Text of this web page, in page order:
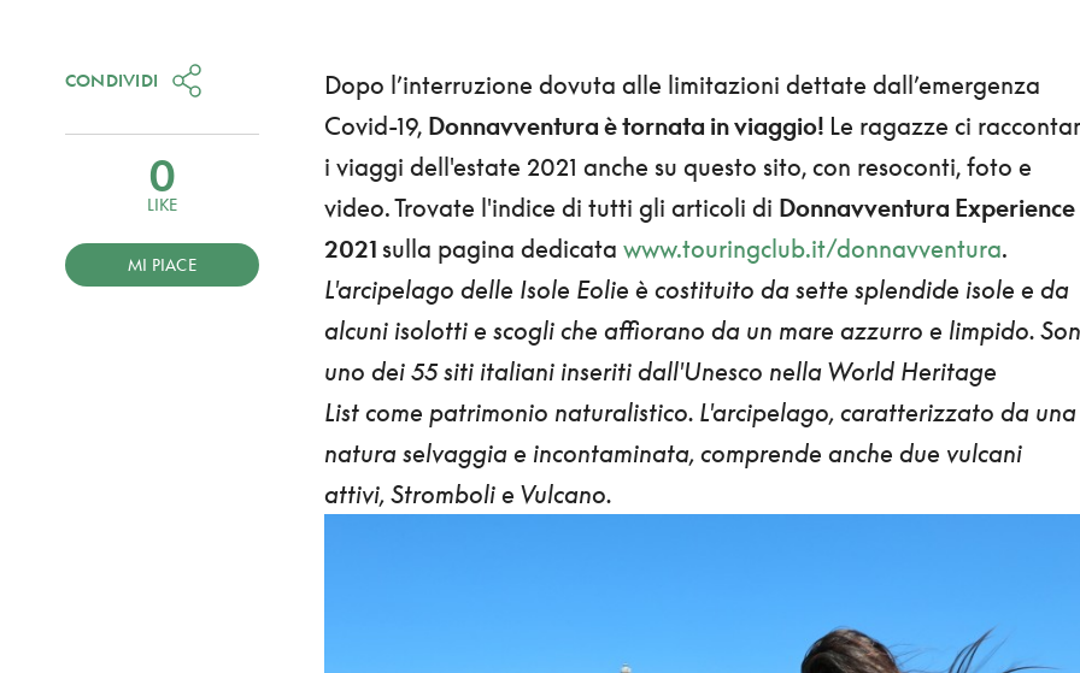
Dopo l’interruzione dovuta alle limitazioni dettate dall’emergenza
Covid-19, Donnavventura è tornata in viaggio! Le ragazze ci
i viaggi dell'estate 2021 anche su questo sito, con resoconti, foto e
video. Trovate l'indice di tutti gli articoli di Donnavventura Experience
2021 sulla pagina dedicata www.touringclub.it/donnavventura.
L'arcipelago delle Isole Eolie è costituito da sette splendide isole e da
alcuni isolotti e scogli che affiorano da un mare azzurro e limpido.
uno dei 55 siti italiani inseriti dall'Unesco nella World Heritage
List come patrimonio naturalistico. L'arcipelago, caratterizzato da una
natura selvaggia e incontaminata, comprende anche due vulcani
attivi, Stromboli e Vulcano.
CONDIVIDI
0
LIKE
MI PIACE